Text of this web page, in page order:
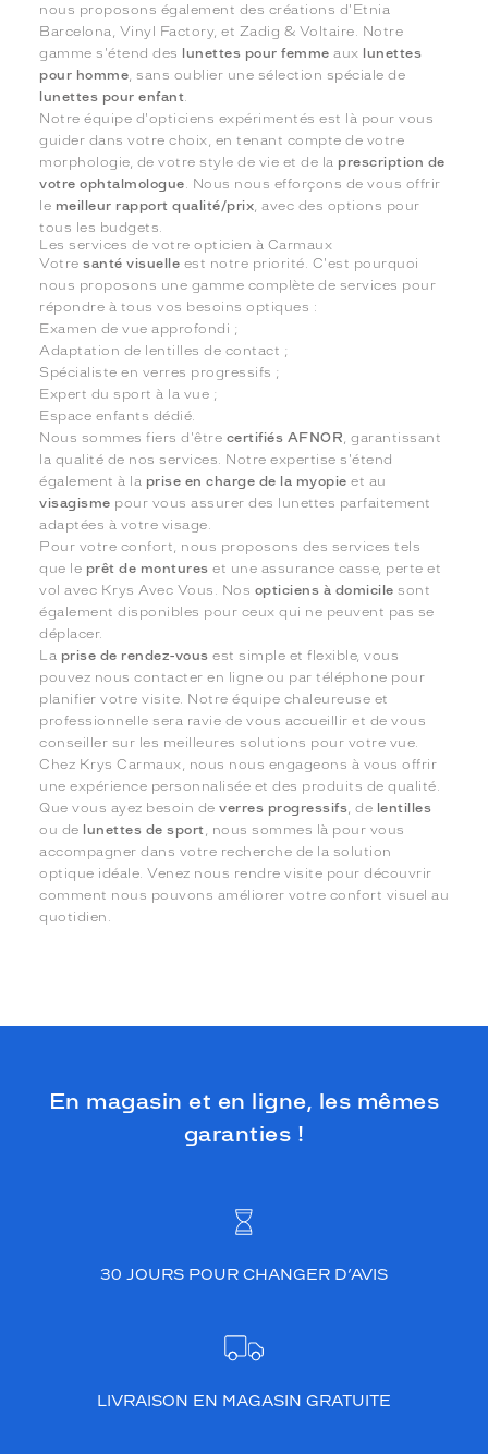
nous proposons également des créations d'Etnia
Barcelona, Vinyl Factory, et Zadig & Voltaire. Notre
gamme s'étend des lunettes pour femme aux lunettes
pour homme , sans oublier une sélection spéciale de
lunettes pour enfant
Notre équipe d'opticiens expérimentés est là pour vous
guider dans votre choix, en tenant compte de votre
morphologie, de votre style de vie et de la prescription de
votre ophtalmologue . Nous nous efforçons de vous offrir
le meilleur rapport qualité/prix , avec des options pour
tous les budgets.
Les services de votre opticien à Carmaux
Votresanté visuelle est notre priorité. C'est pourquoi
nous proposons une gamme complète de services pour
répondre à tous vos besoins optiques :
Examen de vue approfondi ;
Adaptation de lentilles de contact ;
Spécialiste en verres progressifs ;
Expert du sport à la vue ;
Espace enfants dédié.
Nous sommes fiers d'être certifiés AFNOR , garantissant
la qualité de nos services. Notre expertise s'étend
également à la prise en charge de la myopie et au
visagisme pour vous assurer des lunettes parfaitement
adaptées à votre visage.
Pour votre confort, nous proposons des services tels
que le prêt de montures et une assurance casse, perte et
vol avec Krys Avec Vous. Nos opticiens à domicile sont
également disponibles pour ceux qui ne peuvent pas se
déplacer.
La prise de rendez-vous est simple et flexible, vous
pouvez nous contacter en ligne ou par téléphone pour
planifier votre visite. Notre équipe chaleureuse et
professionnelle sera ravie de vous accueillir et de vous
conseiller sur les meilleures solutions pour votre vue.
Chez Krys Carmaux, nous nous engageons à vous offrir
une expérience personnalisée et des produits de qualité.
Que vous ayez besoin deverres progressifs , de lentilles
ou de lunettes de sport , nous sommes là pour vous
accompagner dans votre recherche de la solution
optique idéale. Venez nous rendre visite pour découvrir
comment nous pouvons améliorer votre confort visuel au
quotidien.
En magasin et en ligne, les mêmes
garanties !
30 JOURS POUR CHANGER D’AVIS
LIVRAISON EN MAGASIN GRATUITE